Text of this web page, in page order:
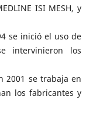
ISI MESH, y
se inició el uso de
intervinieron los
2001 se trabaja en
los fabricantes y